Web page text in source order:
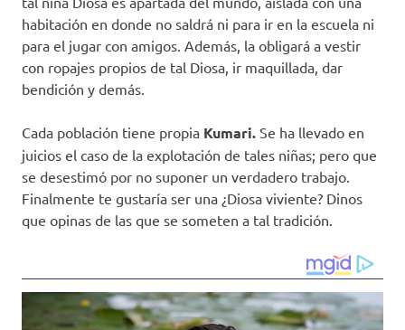
habitación en donde no saldrá ni para ir en la escuela ni
para el jugar con amigos. Además, la obligará a vestir
con ropajes propios de tal Diosa, ir maquillada, dar
bendición y demás.
Cada población tiene propia Kumari. Se ha llevado en
juicios el caso de la explotación de tales niñas; pero que
se desestimó por no suponer un verdadero trabajo.
Finalmente te gustaría ser una ¿Diosa viviente? Dinos
que opinas de las que se someten a tal tradición.